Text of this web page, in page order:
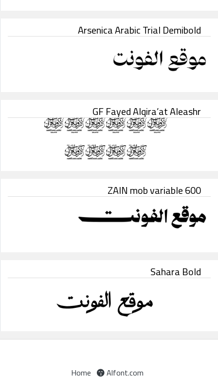
Arsenica Arabic Trial Demibold
GF Fayed Alqira’at Aleashr
ZAIN mob variable 600
Sahara Bold
Home Alfont.com